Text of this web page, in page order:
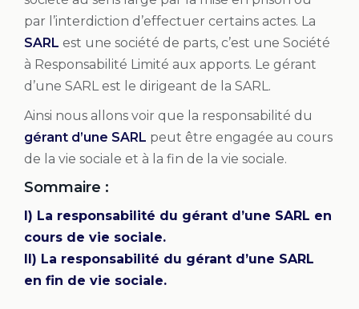
par l’interdiction d’effectuer certains actes. La
SARL est une société de parts, c’est une Société
à Responsabilité Limité aux apports. Le gérant
d’une SARL est le dirigeant de la SARL.
Ainsi nous allons voir que la responsabilité du
gérant d’une SARL peut être engagée au cours
de la vie sociale et à la fin de la vie sociale.
Sommaire :
I) La responsabilité du gérant d’une SARL en
cours de vie sociale.
II) La responsabilité du gérant d’une SARL
en fin de vie sociale.